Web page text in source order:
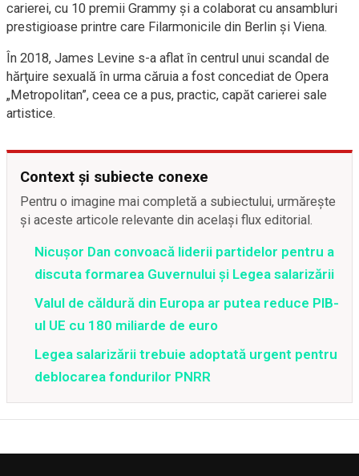
carierei, cu 10 premii Grammy și a colaborat cu ansambluri
prestigioase printre care Filarmonicile din Berlin și Viena.
În 2018, James Levine s-a aflat în centrul unui scandal de
hărţuire sexuală în urma căruia a fost concediat de Opera
„Metropolitan”, ceea ce a pus, practic, capăt carierei sale
artistice.
Context și subiecte conexe
Pentru o imagine mai completă a subiectului, urmărește
și aceste articole relevante din același flux editorial.
Nicușor Dan convoacă liderii partidelor pentru a
discuta formarea Guvernului și Legea salarizării
Valul de căldură din Europa ar putea reduce PIB-
ul UE cu 180 miliarde de euro
Legea salarizării trebuie adoptată urgent pentru
deblocarea fondurilor PNRR